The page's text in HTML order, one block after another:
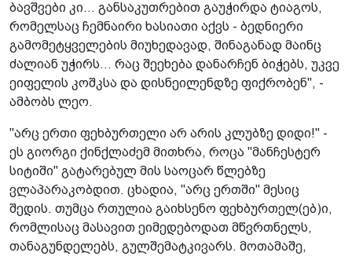
ბავშვები კი... განსაკუთრებით გაუჭირდა ტიაგოს,
რომელსაც ჩემნაირი ხასიათი აქვს - ბედნიერი
გამომეტყველების მიუხედავად, შინაგანად მაინც
ძალიან უჭირს... რაც შეეხება დანარჩენ ბიჭებს, უკვე
ეიფელის კოშკსა და დისნეილენდზე ფიქრობენ", -
ამბობს ლეო.
"არც ერთი ფეხბურთელი არ არის კლუბზე დიდი!" -
ეს გიორგი ქინქლაძემ მითხრა, როცა "მანჩესტერ
სიტიში" გატარებულ მის საოცარ წლებზე
ვლაპარაკობდით. ცხადია, "არც ერთში" მესიც
შედის. თუმცა რთულია გაიხსენო ფეხბურთელ(ებ)ი,
რომლისაც მასავით ეიმედებოდათ მწვრთნელს,
თანაგუნდელებს, გულშემატკივარს. მოთამაშე,